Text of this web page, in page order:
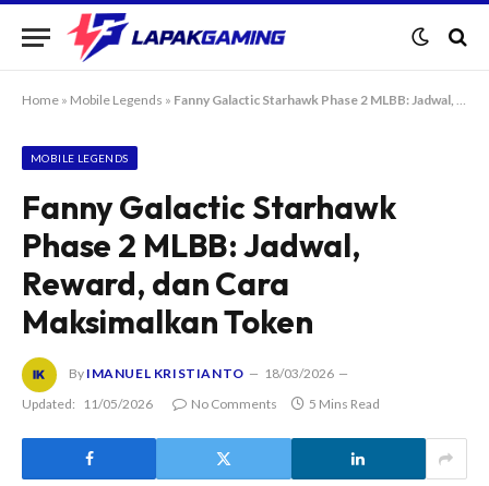
Home » Mobile Legends » Fanny Galactic Starhawk Phase 2 MLBB: Jadwal, Reward, dan Cara Maksimalkan Token
MOBILE LEGENDS
Fanny Galactic Starhawk
Phase 2 MLBB: Jadwal,
Reward, dan Cara
Maksimalkan Token
By IMANUEL KRISTIANTO
18/03/2026
Updated:
11/05/2026 No Comments 5 Mins Read